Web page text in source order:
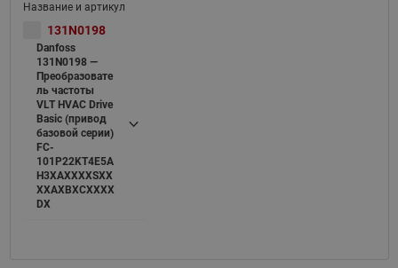
131N0198
Danfoss
131N0198 —
Преобразовате
ль частоты
VLT HVAC Drive
Basic (привод
базовой серии)
FC-
101P22KT4E5A
H3XAXXXXSXX
XXAXBXCXXXX
DX